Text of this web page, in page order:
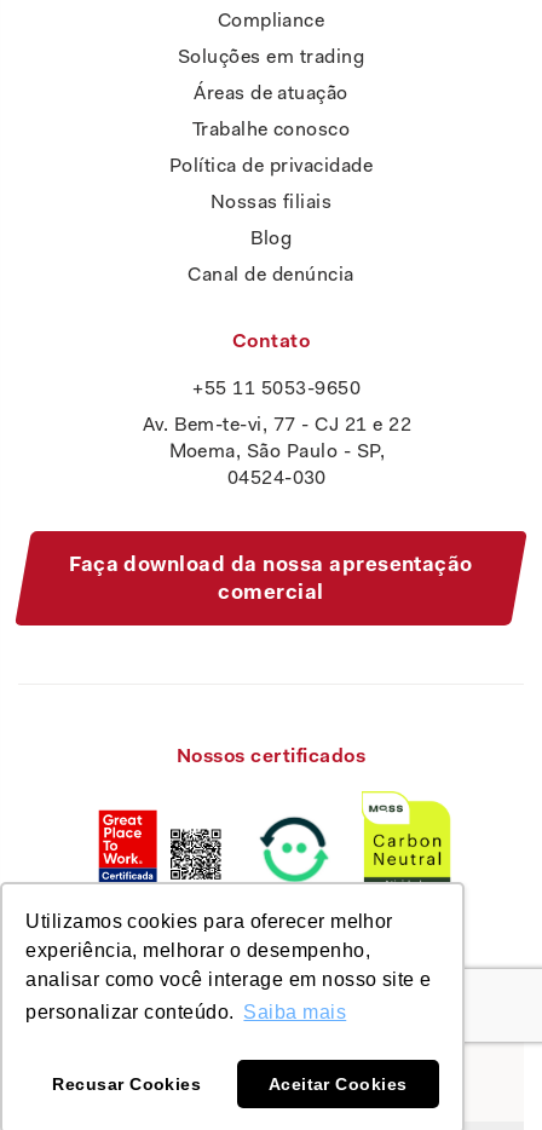
Utilizamos cookies para oferecer melhor
experiência, melhorar o desempenho,
analisar como você interage em nosso site e
personalizar conteúdo. Saiba mais
Recusar Cookies Aceitar Cookies
Compliance
Soluções em trading
Áreas de atuação
Trabalhe conosco
Política de privacidade
Nossas filiais
Blog
Canal de denúncia
Contato
+55 11 5053-9650
Av. Bem-te-vi, 77 - CJ 21 e 22
Moema, São Paulo - SP,
04524-030
Faça download da nossa apresentação
comercial
Nossos certificados